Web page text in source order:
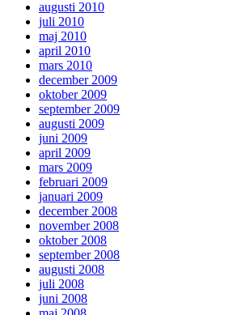
augusti 2010
juli 2010
maj 2010
april 2010
mars 2010
december 2009
oktober 2009
september 2009
augusti 2009
juni 2009
april 2009
mars 2009
februari 2009
januari 2009
december 2008
november 2008
oktober 2008
september 2008
augusti 2008
juli 2008
juni 2008